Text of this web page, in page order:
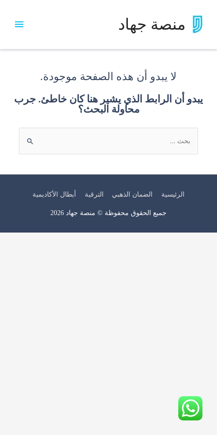
منصة جهاد
لا يبدو أن هذه الصفحة موجودة.
يبدو أن الرابط الذي يشير هنا كان خاطئ. جرب
محاولة البحث؟
الرئيسية الضمان الذهبي الترقية أبطال الأكاديمية
جميع الحقوق محفوظة © منصة جهاد